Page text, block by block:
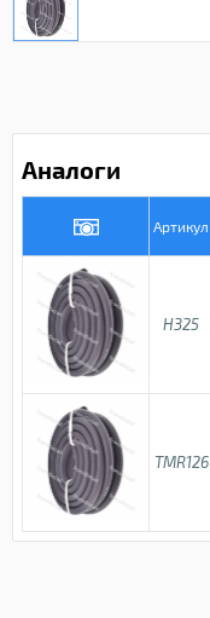
Аналоги
Артикул
H325
TMR126